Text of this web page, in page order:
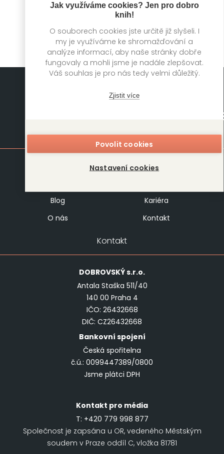
Jak využíváme cookies? Jen pro dobro
knih!
O souborech cookies jste určitě již slyšeli. I
my je využíváme ke shromažďování a
analýze informací, aby naše stránky dobře
fungovaly a mohli jsme je nadále zlepšovat.
Váš souhlas je pro nás tedy velmi důležitý.
Zjistit více
Povolit cookies
Nastavení cookies
Amish Tripathi
Mapa stránek
Autoři
Blog
Kariéra
O nás
Kontakt
Kontakt
DOBROVSKÝs.r.o.
Antala Staška 511/40
140 00 Praha 4
IČO: 26432668
DIČ: CZ26432668
Bankovní spojení
Česká spořitelna
č.ú.: 0099447389/0800
Jsme plátci DPH
Kontakt pro média
T: +420 779 998 877
Společnost je zapsána u OR, vedeného Městským
soudem v Praze oddíl C, vložka 81781